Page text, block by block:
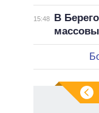
15:48
В